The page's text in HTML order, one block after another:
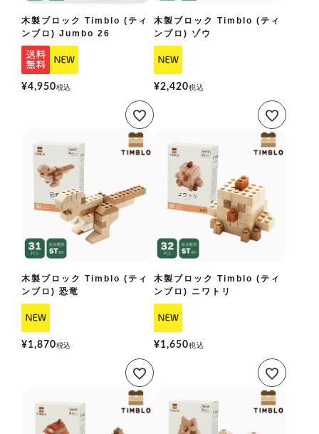
木製ブロック Timblo (ティ
ンブロ) Jumbo 26
¥4,950税込
木製ブロック Timblo (ティ
ンブロ) ゾウ
¥2,420税込
木製ブロック Timblo (ティ
ンブロ) 恐竜
¥1,870税込
木製ブロック Timblo (ティ
ンブロ) ニワトリ
¥1,650税込